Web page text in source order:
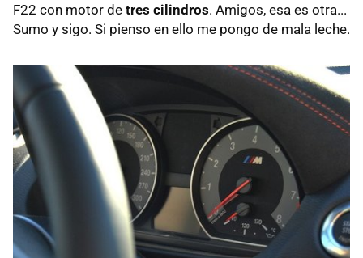
F22 con motor de tres cilindros. Amigos, esa es otra...
Sumo y sigo. Si pienso en ello me pongo de mala leche.